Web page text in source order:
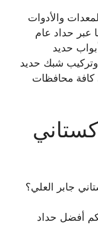
والأدوات
عبر حداد عام
حديد
شبك حديد
كافة محافظات
جابر العلي؟
أفضل حداد